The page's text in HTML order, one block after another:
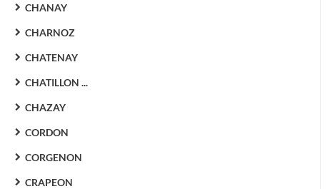
CHANAY
CHARNOZ
CHATENAY
CHATILLON ...
CHAZAY
CORDON
CORGENON
CRAPEON